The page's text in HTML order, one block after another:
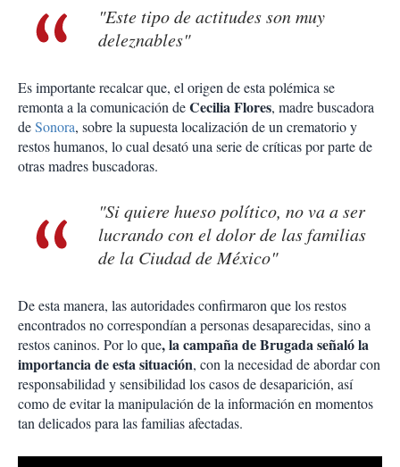
"Este tipo de actitudes son muy
deleznables"
Es importante recalcar que, el origen de esta polémica se
remonta a la comunicación deCecilia Flores, madre buscadora
deSonora, sobre la supuesta localización de un crematorio y
restos humanos, lo cual desató una serie de críticas por parte de
otras madres buscadoras.
"Si quiere hueso político, no va a ser
lucrando con el dolor de las familias
de la Ciudad de México"
De esta manera, las autoridades confirmaron que los restos
encontrados no correspondían a personas desaparecidas, sino a
restos caninos. Por lo que, la campaña de Brugada señaló la
importancia de esta situación, con la necesidad de abordar con
responsabilidad y sensibilidad los casos de desaparición, así
como de evitar la manipulación de la información en momentos
tan delicados para las familias afectadas.